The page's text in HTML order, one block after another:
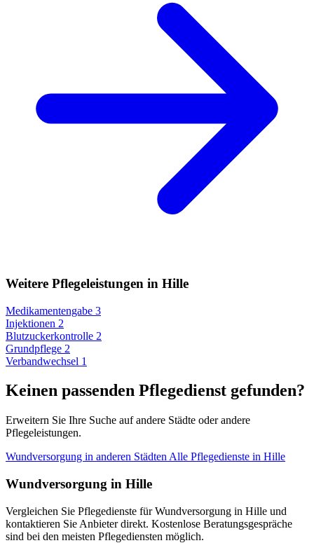
Weitere Pflegeleistungen in Hille
Medikamentengabe 3
Injektionen 2
Blutzuckerkontrolle 2
Grundpflege 2
Verbandwechsel 1
Keinen passenden Pflegedienst gefunden?
Erweitern Sie Ihre Suche auf andere Städte oder andere
Pflegeleistungen.
Wundversorgung in anderen Städten Alle Pflegedienste in Hille
Wundversorgung in Hille
Vergleichen Sie Pflegedienste für Wundversorgung in Hille und
kontaktieren Sie Anbieter direkt. Kostenlose Beratungsgespräche
sind bei den meisten Pflegediensten möglich.